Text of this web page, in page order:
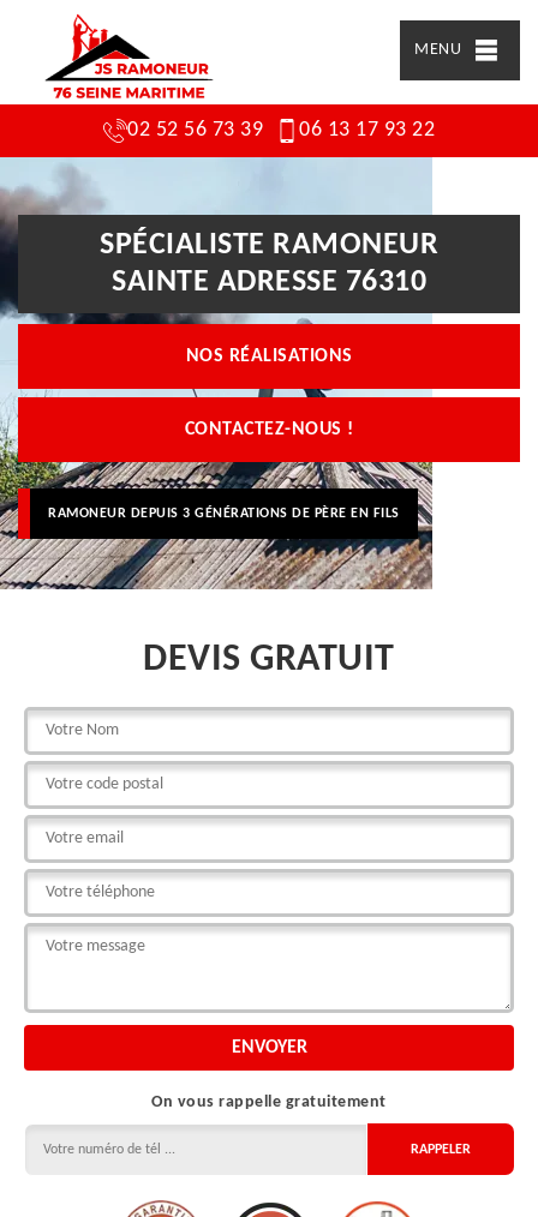
MENU
02 52 56 73 39 06 13 17 93 22
SPÉCIALISTE RAMONEUR
SAINTE ADRESSE 76310
NOS RÉALISATIONS
CONTACTEZ-NOUS !
RAMONEUR DEPUIS 3 GÉNÉRATIONS DE PÈRE EN FILS
DEVIS GRATUIT
On vous rappelle gratuitement